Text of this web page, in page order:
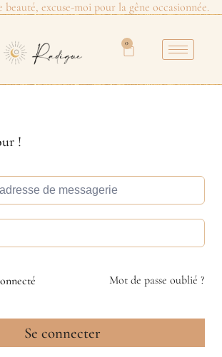
beauté, excuse-moi pour la gêne occasionnée.
0
!
Mot de passe oublié ?
Se connecter